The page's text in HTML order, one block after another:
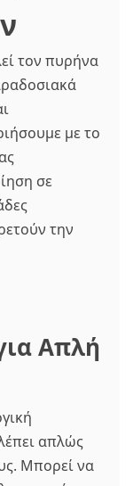
τον πυρήνα
με το
σε
την
Απλή
απλώς
Μπορεί να